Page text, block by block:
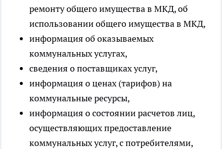
ремонту общего имущества в МКД, об
использовании общего имущества в МКД,
информация об оказываемых
коммунальных услугах,
сведения о поставщиках услуг,
информация о ценах (тарифов) на
коммунальные ресурсы,
информация о состоянии расчетов лиц,
осуществляющих предоставление
коммунальных услуг, с потребителями,